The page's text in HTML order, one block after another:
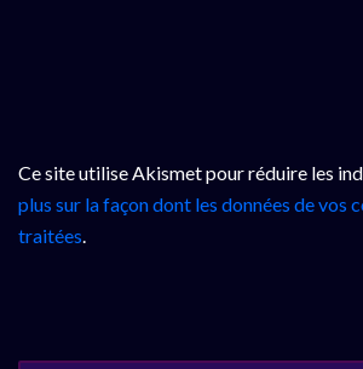
Ce site utilise Akismet pour réduire les
plus sur la façon dont les données de vos
traitées.